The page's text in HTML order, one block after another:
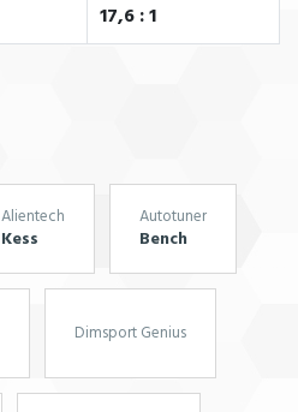
17,6 : 1
Alientech
Kess
Autotuner
Bench
Dimsport Genius